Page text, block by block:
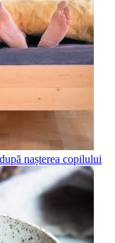
nașterea copilului